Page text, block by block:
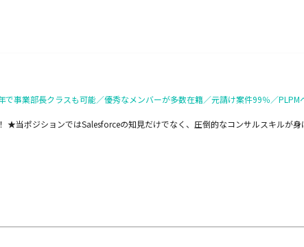
事業部長クラスも可能／優秀なメンバーが多数在籍／元請け案件99％／
★当ポジションではSalesforceの知見だけでなく、圧倒的なコンサルスキルが